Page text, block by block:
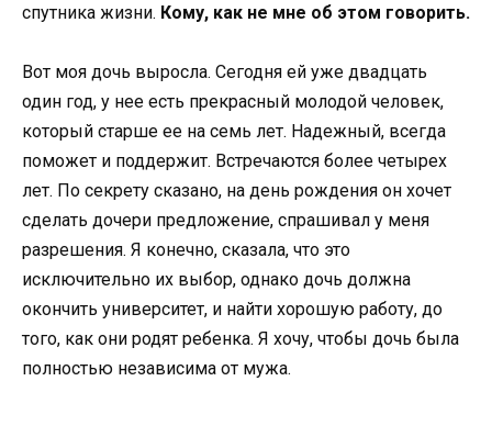
спутника жизни. Кому, как не мне об этом говорить.
Вот моя дочь выросла. Сегодня ей уже двадцать
один год, у нее есть прекрасный молодой человек,
который старше ее на семь лет. Надежный, всегда
поможет и поддержит. Встречаются более четырех
лет. По секрету сказано, на день рождения он хочет
сделать дочери предложение, спрашивал у меня
разрешения. Я конечно, сказала, что это
исключительно их выбор, однако дочь должна
окончить университет, и найти хорошую работу, до
того, как они родят ребенка. Я хочу, чтобы дочь была
полностью независима от мужа.